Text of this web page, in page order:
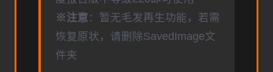
※注意 ：暂无毛发再生功能，若需
恢复原状，请删除SavedImage文
件夹